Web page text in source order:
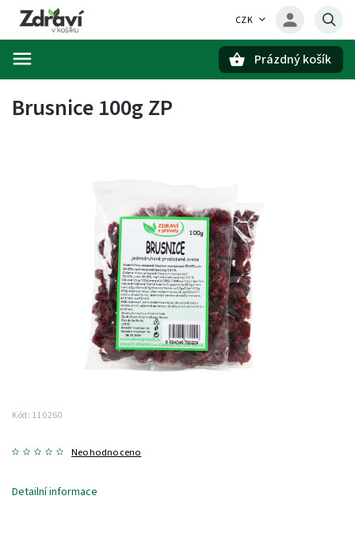
CZK
Prázdný košík
Brusnice 100g ZP
Kód: 110260
Neohodnoceno
Detailní informace